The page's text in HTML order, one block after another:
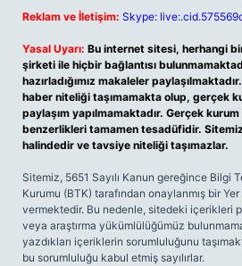
Reklam ve İletişim: Skype:
Yasal Uyarı: Bu internet sitesi, herhangi
şirketi ile hiçbir bağlantısı
hazırladığımız makaleler
haber niteliği taşımamakta olup, gerçek
paylaşım yapılmamaktadır. Gerçek
benzerlikleri tamamen tesadüfidir.
halindedir ve tavsiye niteliği taşımazlar.
Sitemiz, 5651 Sayılı Kanun gereğince Bilgi
Kurumu (BTK) tarafından onaylanmış bir
vermektedir. Bu nedenle, sitedeki içerikleri
veya araştırma yükümlülüğümüz
yazdıkları içeriklerin sorumluluğunu
bu sorumluluğu kabul etmiş sayılırlar.